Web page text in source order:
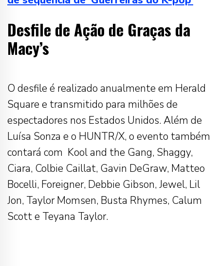
Desfile de Ação de Graças da
Macy’s
O desfile é realizado anualmente em Herald
Square e transmitido para milhões de
espectadores nos Estados Unidos. Além de
Luísa Sonza e o HUNTR/X, o evento também
contará com Kool and the Gang, Shaggy,
Ciara, Colbie Caillat, Gavin DeGraw, Matteo
Bocelli, Foreigner, Debbie Gibson, Jewel, Lil
Jon, Taylor Momsen, Busta Rhymes, Calum
Scott e Teyana Taylor.